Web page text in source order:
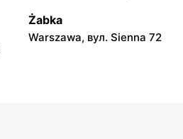
TEDi
Żabka
Warszawa, вул. Sienna 72